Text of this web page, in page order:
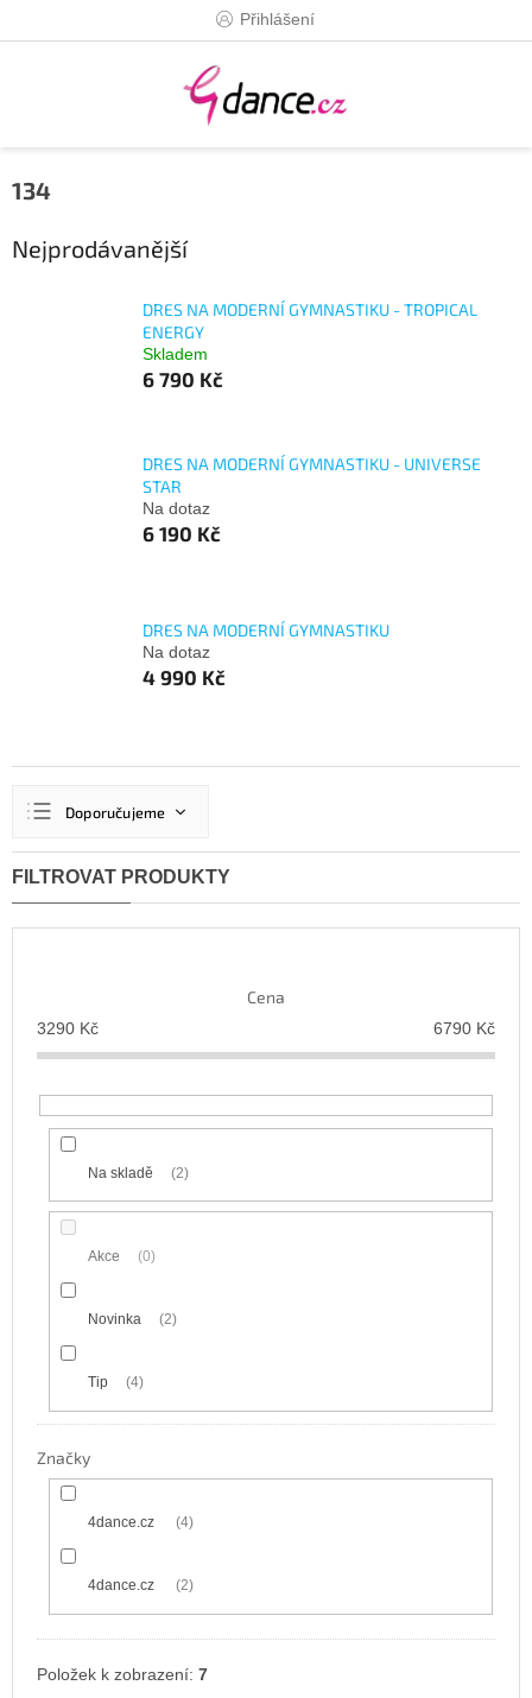
Přihlášení
134
Nejprodávanější
DRES NA MODERNÍ GYMNASTIKU - TROPICAL
ENERGY
Skladem
6 790 Kč
DRES NA MODERNÍ GYMNASTIKU - UNIVERSE
STAR
Na dotaz
6 190 Kč
DRES NA MODERNÍ GYMNASTIKU
Na dotaz
4 990 Kč
z
e
n
í
Doporučujeme
Nejlevnější
Cena
3290 Kč 6790 Kč
Na skladě 2
Akce 0
Novinka 2
Tip 4
Značky
4dance.cz 4
4dance.cz 2
Položek k zobrazení: 7